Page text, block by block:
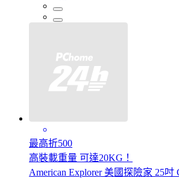
最高折500
高裝載重量 可達20KG！
American Explorer 美國探險家 25